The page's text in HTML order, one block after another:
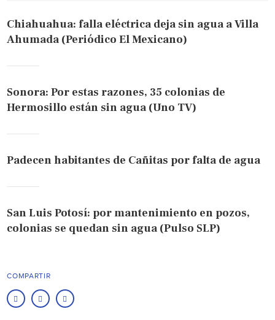
Chiahuahua: falla eléctrica deja sin agua a Villa
Ahumada (Periódico El Mexicano)
Sonora: Por estas razones, 35 colonias de
Hermosillo están sin agua (Uno TV)
Padecen habitantes de Cañitas por falta de agua
San Luis Potosí: por mantenimiento en pozos,
colonias se quedan sin agua (Pulso SLP)
COMPARTIR